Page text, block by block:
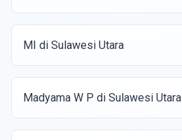
MI di Sulawesi Utara
Madyama W P di Sulawesi Utara